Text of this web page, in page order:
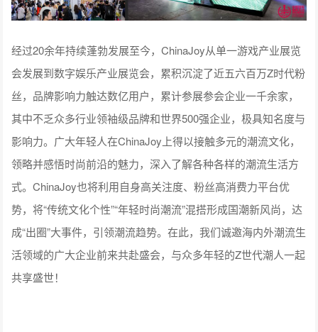
经过20余年持续蓬勃发展至今，ChinaJoy从单一游戏产业展览
会发展到数字娱乐产业展览会，累积沉淀了近五六百万Z时代粉
丝，品牌影响力触达数亿用户，累计参展参会企业一千余家，
其中不乏众多行业领袖级品牌和世界500强企业，极具知名度与
影响力。广大年轻人在ChinaJoy上得以接触多元的潮流文化，
领略并感悟时尚前沿的魅力，深入了解各种各样的潮流生活方
式。ChinaJoy也将利用自身高关注度、粉丝高消费力平台优
势，将“传统文化个性”“年轻时尚潮流”混搭形成国潮新风尚，达
成“出圈”大事件，引领潮流趋势。在此，我们诚邀海内外潮流生
活领域的广大企业前来共赴盛会，与众多年轻的Z世代潮人一起
共享盛世！